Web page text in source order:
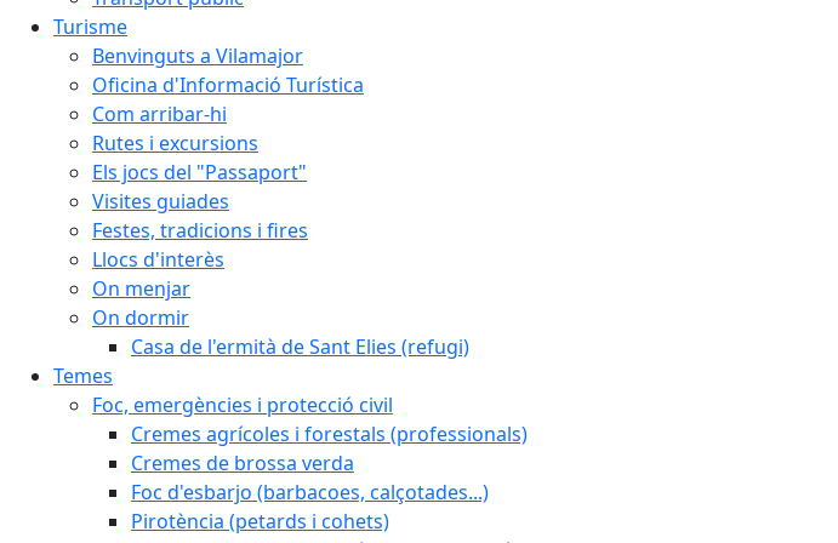
Turisme
Benvinguts a Vilamajor
Oficina d'Informació Turística
Com arribar-hi
Rutes i excursions
Els jocs del "Passaport"
Visites guiades
Festes, tradicions i fires
Llocs d'interès
On menjar
On dormir
Casa de l'ermità de Sant Elies (refugi)
Temes
Foc, emergències i protecció civil
Cremes agrícoles i forestals (professionals)
Cremes de brossa verda
Foc d'esbarjo (barbacoes, calçotades...)
Pirotència (petards i cohets)